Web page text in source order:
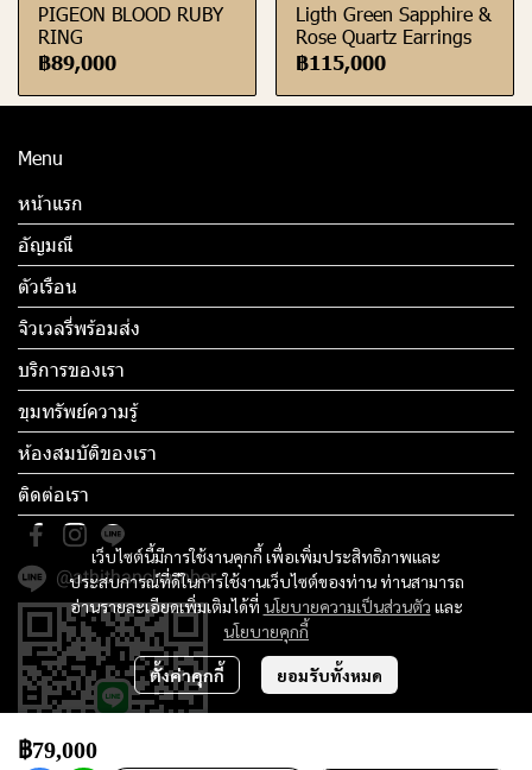
PIGEON BLOOD RUBY
RING
฿89,000
Ligth Green Sapphire &
Rose Quartz Earrings
฿115,000
฿79,000
เว็บไซต์นี้มีการใช้งานคุกกี้ เพื่อเพิ่มประสิทธิภาพและ
ประสบการณ์ที่ดีในการใช้งานเว็บไซต์ของท่าน ท่านสามารถ
อ่านรายละเอียดเพิ่มเติมได้ที่ นโยบายความเป็นส่วนตัว และ
นโยบายคุกกี้
ตั้งค่าคุกกี้ ยอมรับทั้งหมด
Menu
หน้าแรก
อัญมณี
ตัวเรือน
จิวเวลรี่พร้อมส่ง
บริการของเรา
ขุมทรัพย์ความรู้
ห้องสมบัติของเรา
ติดต่อเรา
@athithanchamber